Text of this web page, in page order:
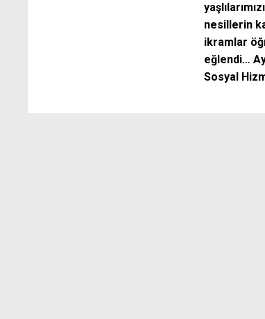
nesillerin
ikramlar
eğlendi…
Sosyal